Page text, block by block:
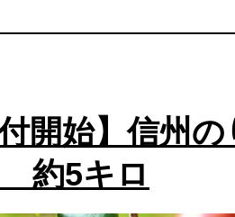
付開始】信州
約5キロ